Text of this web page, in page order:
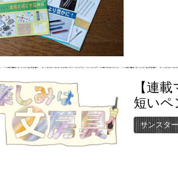
【連
短いペ
サンスタ